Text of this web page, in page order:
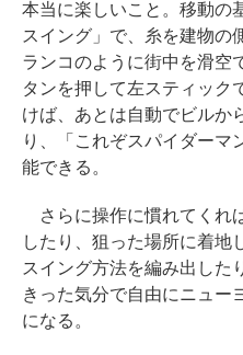
本当に楽しいこと。移動の
スイング」で、糸を建物の
ランコのように街中を滑空
タンを押して左スティック
けば、あとは自動でビルか
り、「これぞスパイダーマ
能できる。
さらに操作に慣れてくれ
したり、狙った場所に着地
スイング方法を編み出した
きった気分で自由にニュー
になる。